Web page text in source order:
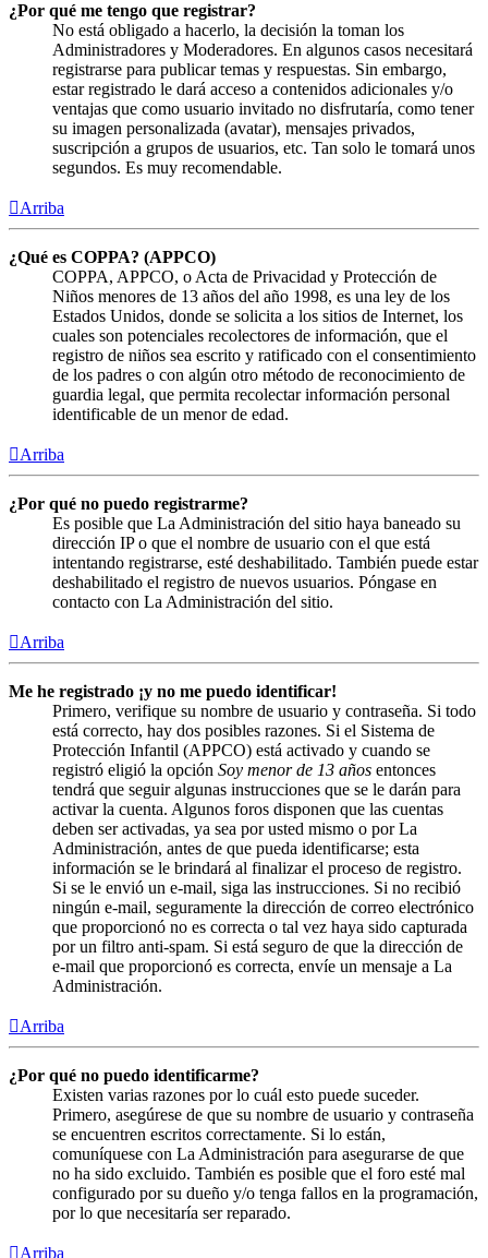
¿Por qué me tengo que registrar?
No está obligado a hacerlo, la decisión la toman los
Administradores y Moderadores. En algunos casos necesitará
registrarse para publicar temas y respuestas. Sin embargo,
estar registrado le dará acceso a contenidos adicionales y/o
ventajas que como usuario invitado no disfrutaría, como tener
su imagen personalizada (avatar), mensajes privados,
suscripción a grupos de usuarios, etc. Tan solo le tomará unos
segundos. Es muy recomendable.
Arriba
¿Qué es COPPA? (APPCO)
COPPA, APPCO, o Acta de Privacidad y Protección de
Niños menores de 13 años del año 1998, es una ley de los
Estados Unidos, donde se solicita a los sitios de Internet, los
cuales son potenciales recolectores de información, que el
registro de niños sea escrito y ratificado con el consentimiento
de los padres o con algún otro método de reconocimiento de
guardia legal, que permita recolectar información personal
identificable de un menor de edad.
Arriba
¿Por qué no puedo registrarme?
Es posible que La Administración del sitio haya baneado su
dirección IP o que el nombre de usuario con el que está
intentando registrarse, esté deshabilitado. También puede estar
deshabilitado el registro de nuevos usuarios. Póngase en
contacto con La Administración del sitio.
Arriba
Me he registrado ¡y no me puedo identificar!
Primero, verifique su nombre de usuario y contraseña. Si todo
está correcto, hay dos posibles razones. Si el Sistema de
Protección Infantil (APPCO) está activado y cuando se
registró eligió la opción Soy menor de 13 años entonces
tendrá que seguir algunas instrucciones que se le darán para
activar la cuenta. Algunos foros disponen que las cuentas
deben ser activadas, ya sea por usted mismo o por La
Administración, antes de que pueda identificarse; esta
información se le brindará al finalizar el proceso de registro.
Si se le envió un e-mail, siga las instrucciones. Si no recibió
ningún e-mail, seguramente la dirección de correo electrónico
que proporcionó no es correcta o tal vez haya sido capturada
por un filtro anti-spam. Si está seguro de que la dirección de
e-mail que proporcionó es correcta, envíe un mensaje a La
Administración.
Arriba
¿Por qué no puedo identificarme?
Existen varias razones por lo cuál esto puede suceder.
Primero, asegúrese de que su nombre de usuario y contraseña
se encuentren escritos correctamente. Si lo están,
comuníquese con La Administración para asegurarse de que
no ha sido excluido. También es posible que el foro esté mal
configurado por su dueño y/o tenga fallos en la programación,
por lo que necesitaría ser reparado.
Arriba